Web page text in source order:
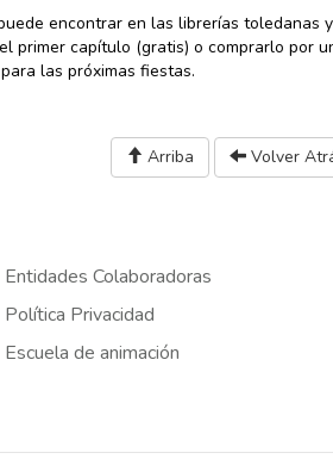
encontrar en las librerías toledanas
primer capítulo (gratis) o comprarlo por
las próximas fiestas.
Arriba Volver
Entidades Colaboradoras
Política Privacidad
Escuela de animación